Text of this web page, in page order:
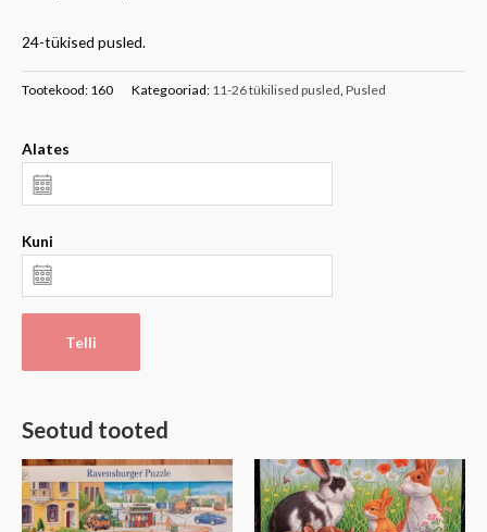
24-tükised pusled.
Tootekood: 160 Kategooriad: 11-26 tükilised pusled, Pusled
Alates
Kuni
Telli
Seotud tooted